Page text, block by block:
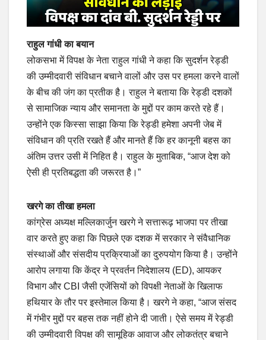
राहुल गांधी का बयान
लोकसभा में विपक्ष के नेता राहुल गांधी ने कहा कि सुदर्शन रेड्डी
की उम्मीदवारी संविधान बचाने वालों और उस पर हमला करने वालों
के बीच की जंग का प्रतीक है। राहुल ने बताया कि रेड्डी दशकों
से सामाजिक न्याय और समानता के मुद्दों पर काम करते रहे हैं।
उन्होंने एक किस्सा साझा किया कि रेड्डी हमेशा अपनी जेब में
संविधान की प्रति रखते हैं और मानते हैं कि हर कानूनी बहस का
अंतिम उत्तर उसी में निहित है। राहुल के मुताबिक, “आज देश को
ऐसी ही प्रतिबद्धता की जरूरत है।”
खरगे का तीखा हमला
कांग्रेस अध्यक्ष मल्लिकार्जुन खरगे ने सत्तारूढ़ भाजपा पर तीखा
वार करते हुए कहा कि पिछले एक दशक में सरकार ने संवैधानिक
संस्थाओं और संसदीय प्रक्रियाओं का दुरुपयोग किया है। उन्होंने
आरोप लगाया कि केंद्र ने प्रवर्तन निदेशालय (ED), आयकर
विभाग और CBI जैसी एजेंसियों को विपक्षी नेताओं के खिलाफ
हथियार के तौर पर इस्तेमाल किया है। खरगे ने कहा, “आज संसद
में गंभीर मुद्दों पर बहस तक नहीं होने दी जाती। ऐसे समय में रेड्डी
की उम्मीदवारी विपक्ष की सामूहिक आवाज और लोकतंत्र बचाने